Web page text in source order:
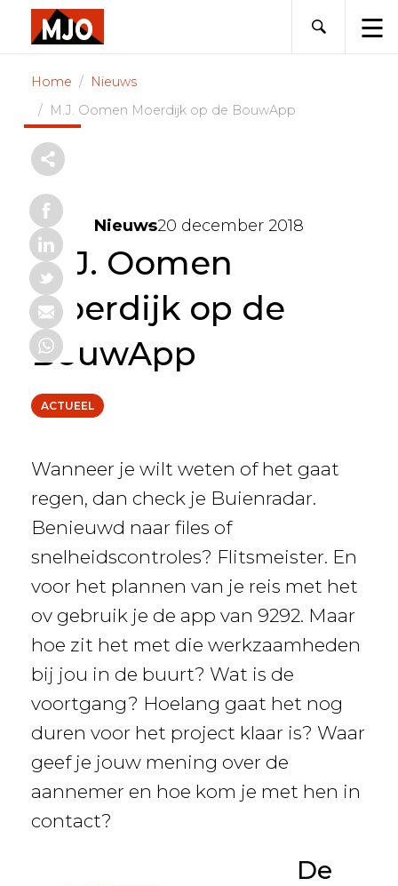
Skip
Home
Nieuws
M.J. Oomen Moerdijk op de BouwApp
Nieuws20 december 2018
M.J. Oomen
Moerdijk op de
BouwApp
ACTUEEL
Wanneer je wilt weten of het gaat
regen, dan check je Buienradar.
Benieuwd naar files of
snelheidscontroles? Flitsmeister. En
voor het plannen van je reis met het
ov gebruik je de app van 9292. Maar
hoe zit het met die werkzaamheden
bij jou in de buurt? Wat is de
voortgang? Hoelang gaat het nog
duren voor het project klaar is? Waar
geef je jouw mening over de
aannemer en hoe kom je met hen in
contact?
De